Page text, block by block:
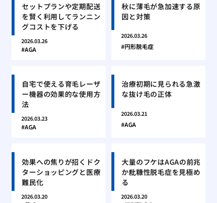
セットプランや定期配送
を賢く利用してランニン
グコストを下げる
2026.03.26
AGA
秋に薄毛が急加速する原
因と対策
2026.03.26
円形脱毛症
自宅で使える育毛レーザ
ー機器の効果的な使用方
法
2026.03.23
AGA
治療初期に見られる急激
な抜け毛の正体
2026.03.21
AGA
効果への焦りが招くドク
ターショッピングと医療
難民化
2026.03.20
大量のフケはAGAの前兆
か粃糠性脱毛症を見極め
る
2026.03.20